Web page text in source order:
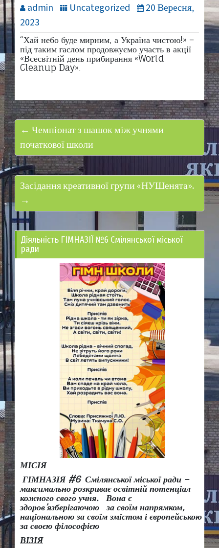
admin Uncategorized
20 Вересня,
2023
“Хай небо буде мирним, а Україна чистою!» –
під таким гаслом продовжуємо участь в акції
«Всесвітній день прибирання «World
Cleanup Day».
← Чемпіонат з шашок між учнями
початкової школи
Засідання креативної групи «НУШенята».
→
Діяльність ГІМНАЗІЇ №6 Смілянської міської
ради
МІСІЯ
ГІМНАЗІЯ #6 Смілянської міської ради –
максимально розкриває освітній потенціал
кожного свого учня.
Вона є
здоров’язберігаючою за своїм напрямком,
національною за своїм змістом і європейською
за своєю філософією
ВІЗІЯ